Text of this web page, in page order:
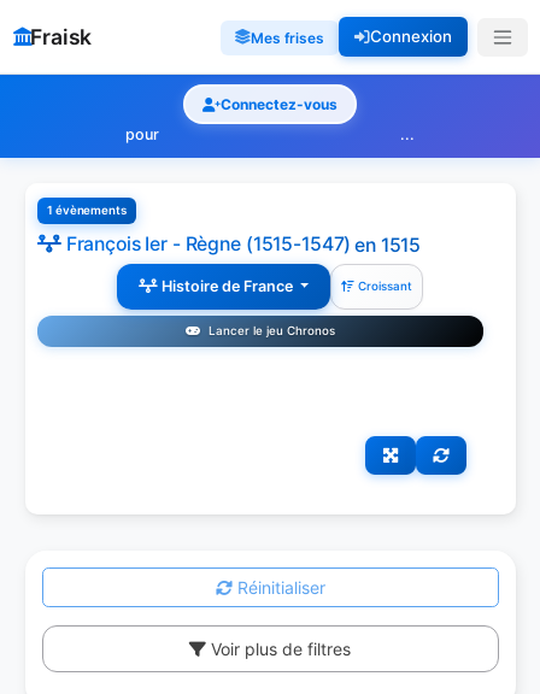
Fraisk Mes frises Connexion
Connectez-vous
pour
...
1 évènements
François Ier - Règne (1515-1547) en 1515
Histoire de France Croissant
Lancer le jeu Chronos
Réinitialiser
Voir plus de filtres